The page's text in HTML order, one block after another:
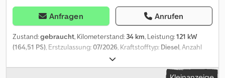
Anfragen Anrufen
Zustand:gebraucht, Kilometerstand: 34 km, Leistung:121 kW
(164,51 PS), Erstzulassung:07/2026, Kraftstofftyp: Diesel, Anzahl
mechanisch
Ausstattung:ABS, Elektronisches Stabilitätsprogramm (ESP),